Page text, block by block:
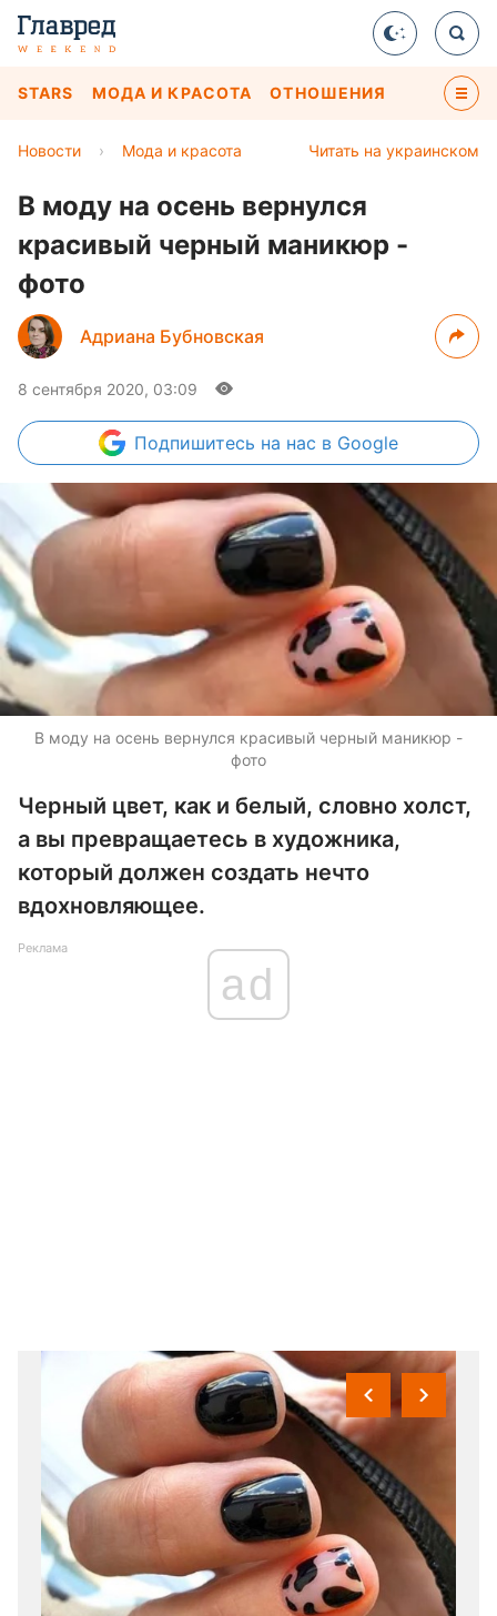
STARS МОДА И КРАСОТА ОТНОШЕНИЯ
Читать на украинском
Новости › Мода и красота
В моду на осень вернулся
красивый черный маникюр -
фото
Адриана Бубновская
8 сентября 2020, 03:09
Подпишитесь на нас в Google
В моду на осень вернулся красивый черный маникюр -
фото
Черный цвет, как и белый, словно холст,
а вы превращаетесь в художника,
который должен создать нечто
вдохновляющее.
Реклама
ad